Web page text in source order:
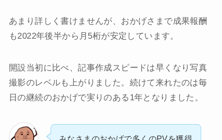
あまり詳しく書けませんが、おかげさまで成果報酬
も2022年後半から月5桁が安定しています。
開設当初に比べ、記事作成スピードは早くなり写真
撮影のレベルも上がりました。続けて来れたのは毎
日の継続のおかげで実りのある1年となりました。